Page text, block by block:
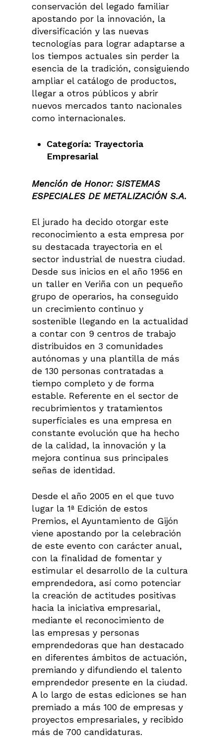
conservación del legado familiar
apostando por la innovación, la
diversificación y las nuevas
tecnologías para lograr adaptarse a
los tiempos actuales sin perder la
esencia de la tradición, consiguiendo
ampliar el catálogo de productos,
llegar a otros públicos y abrir
nuevos mercados tanto nacionales
como internacionales.
Categoría: Trayectoria
Empresarial
Mención de Honor:SISTEMAS
ESPECIALES DE METALIZACIÓN S.A.
El jurado ha decido otorgar este
reconocimiento a esta empresa por
su destacada trayectoria en el
sector industrial de nuestra ciudad.
Desde sus inicios en el año 1956 en
un taller en Veriña con un pequeño
grupo de operarios, ha conseguido
un crecimiento continuo y
sostenible llegando en la actualidad
a contar con 9 centros de trabajo
distribuidos en 3 comunidades
autónomas y una plantilla de más
de 130 personas contratadas a
tiempo completo y de forma
estable. Referente en el sector de
recubrimientos y tratamientos
superficiales es una empresa en
constante evolución que ha hecho
de la calidad, la innovación y la
mejora continua sus principales
señas de identidad.
Desde el año 2005 en el que tuvo
lugar la 1ª Edición de estos
Premios, el Ayuntamiento de Gijón
viene apostando por la celebración
de este evento con carácter anual,
con la finalidad de fomentar y
estimular el desarrollo de la cultura
emprendedora, así como potenciar
la creación de actitudes positivas
hacia la iniciativa empresarial,
mediante el reconocimiento de
las empresas y personas
emprendedoras que han destacado
en diferentes ámbitos de actuación,
premiando y difundiendo el talento
emprendedor presente en la ciudad.
A lo largo de estas ediciones se han
premiado a más 100 de empresas y
proyectos empresariales, y recibido
más de 700 candidaturas.